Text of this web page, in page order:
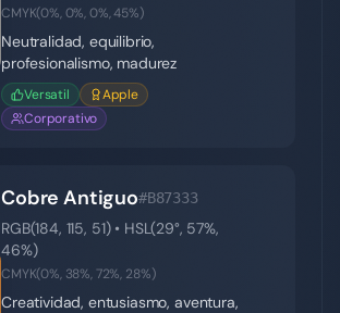
CMYK(0%,0%,0%,45%)
Neutralidad, equilibrio,
profesionalismo, madurez
Versatil
Apple
Corporativo
Cobre Antiguo#B87333
RGB(184, 115, 51) • HSL(29°, 57%,
46%)
CMYK(0%, 38%, 72%, 28%)
Creatividad, entusiasmo, aventura,